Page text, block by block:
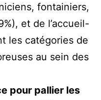
fontainiers,
et de l’accueil-
les catégories de
au sein des
pour pallier les